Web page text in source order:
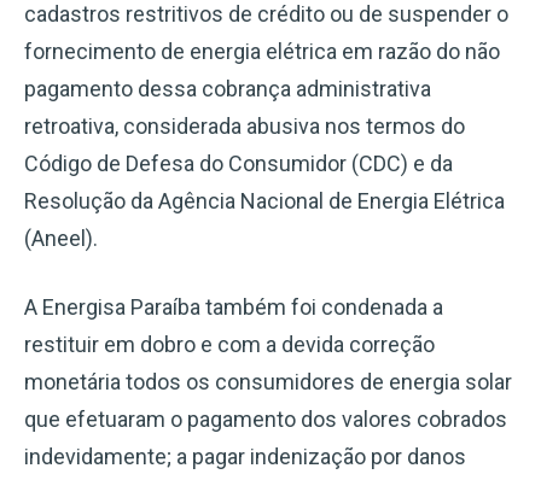
cadastros restritivos de crédito ou de suspender o
fornecimento de energia elétrica em razão do não
pagamento dessa cobrança administrativa
retroativa, considerada abusiva nos termos do
Código de Defesa do Consumidor (CDC) e da
Resolução da Agência Nacional de Energia Elétrica
(Aneel).
A Energisa Paraíba também foi condenada a
restituir em dobro e com a devida correção
monetária todos os consumidores de energia solar
que efetuaram o pagamento dos valores cobrados
indevidamente; a pagar indenização por danos